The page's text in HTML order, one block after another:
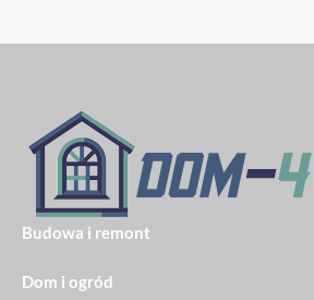
Budowa i remont
Dom i ogród